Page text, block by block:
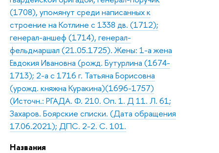
(1708), упомянут среди написанных к
строение на Котлине с 1338 дв. (1712);
генерал-аншеф (1714), генерал-
фельдмаршал (21.05.1725). Жены: 1-а жена
Евдокия Ивановна (рожд. Бутурлина (1674-
1713); 2-а с 1716 г. Татьяна Борисовна
(урожд. княжна Куракина)(1696-1757)
(Источн.: РГАДА. Ф. 210. Оп. 1. Д 11. Л. 61;
Захаров. Боярские списки. (Дата обращения
17.06.2021); ДПС. 2-2. С. 101.
Названия